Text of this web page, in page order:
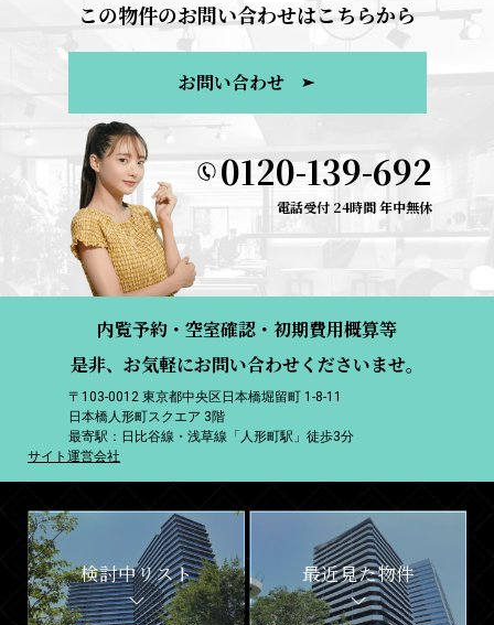
この物件のお問い合わせはこちらから
お問い合わせ
0120-139-692
電話受付 24時間 年中無休
内覧予約・空室確認・初期費用概算等
是非、お気軽にお問い合わせくださいませ。
〒103-0012 東京都中央区日本橋堀留町 1-8-11
日本橋人形町スクエア 3階
最寄駅：日比谷線・浅草線「人形町駅」徒歩3分
サイト運営会社
検討中リスト 最近見た物件